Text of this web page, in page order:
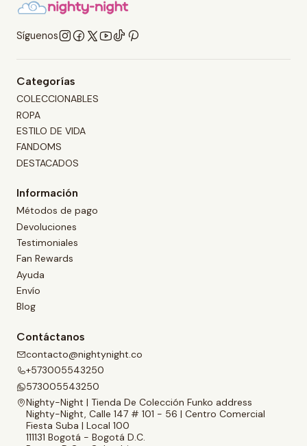
Síguenos
Categorías
COLECCIONABLES
ROPA
ESTILO DE VIDA
FANDOMS
DESTACADOS
Información
Métodos de pago
Devoluciones
Testimoniales
Fan Rewards
Ayuda
Envío
Blog
Contáctanos
contacto@nightynight.co
+573005543250
573005543250
Nighty-Night | Tienda De Colección Funko address
Nighty-Night, Calle 147 # 101 - 56 | Centro Comercial
Fiesta Suba | Local 100
111131 Bogotá - Bogotá D.C.